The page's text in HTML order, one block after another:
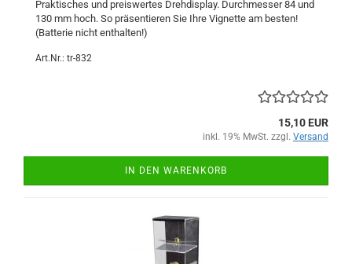
Praktisches und preiswertes Drehdisplay. Durchmesser 84 und
130 mm hoch. So präsentieren Sie Ihre Vignette am besten!
(Batterie nicht enthalten!)
Art.Nr.: tr-832
15,10 EUR
inkl. 19% MwSt. zzgl. Versand
IN DEN WARENKORB